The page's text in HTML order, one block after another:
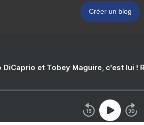
Créer un blog
DiCaprio et Tobey Maguire, c'est lui !